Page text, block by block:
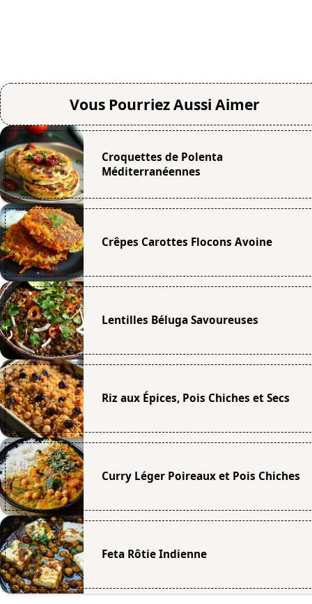
Vous Pourriez Aussi Aimer
Croquettes de Polenta
Méditerranéennes
Crêpes Carottes Flocons Avoine
Lentilles Béluga Savoureuses
Riz aux Épices, Pois Chiches et Secs
Curry Léger Poireaux et Pois Chiches
Feta Rôtie Indienne